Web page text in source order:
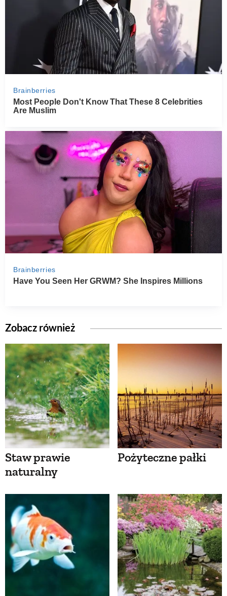
Zobacz również
Staw prawie
naturalny
Pożyteczne pałki